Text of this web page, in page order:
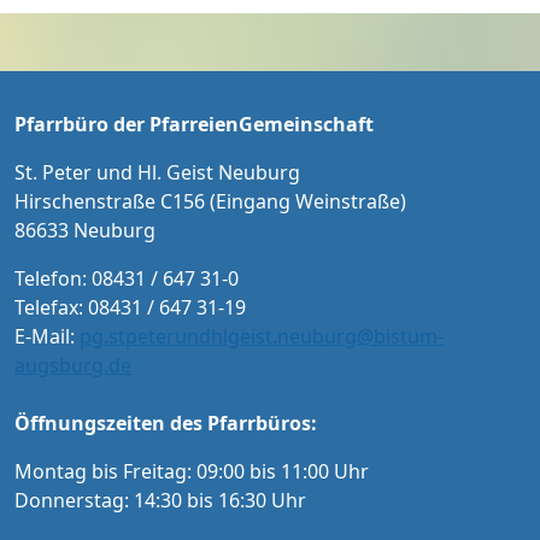
weis Karten an der Abendkasse und ab Sept
ion Neuburg und im Pfarrbüro der PG Neub
dass der Heilige Geist aus lebendigen Stein
Pfarrbüro der PfarreienGemeinschaft
St. Peter und Hl. Geist Neuburg
Hirschenstraße C156 (Eingang Weinstraße)
86633 Neuburg
Telefon: 08431 / 647 31-0
Telefax: 08431 / 647 31-19
E-Mail: pg.stpeterundhlgeist.neuburg@bistum-
augsburg.de
Öffnungszeiten des Pfarrbüros:
Montag bis Freitag: 09:00 bis 11:00 Uhr
Donnerstag: 14:30 bis 16:30 Uhr